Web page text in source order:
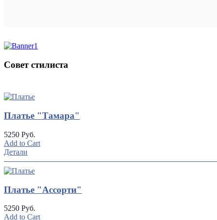
Совет стилиста
Платье "Тамара"
5250 Руб.
Add to Cart
Детали
Платье "Ассорти"
5250 Руб.
Add to Cart